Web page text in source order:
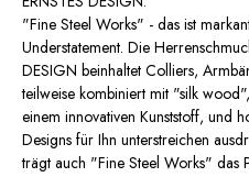
"Fine Steel Works" - das ist
Understatement. Die
DESIGN beinhaltet Colliers,
teilweise kombiniert mit "silk wood",
einem innovativen Kunststoff, und
Designs für Ihn unterstreichen
trägt auch "Fine Steel Works" das